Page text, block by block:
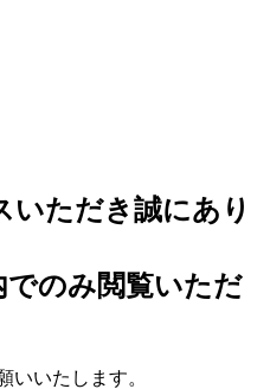
いただき誠にあり
のみ閲覧いただ
いいたします。